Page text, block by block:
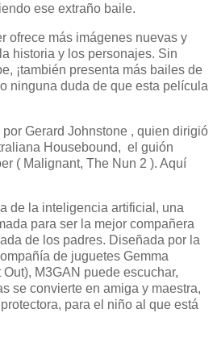
ese extraño baile.
ofrece más imágenes nuevas y
historia y los personajes. Sin
¡también presenta más bailes de
ninguna duda de que esta película
Gerard Johnstone , quien dirigió
Housebound, el guión
( Malignant, The Nun 2 ). Aquí
de la inteligencia artificial, una
para ser la mejor compañera
de los padres. Diseñada por la
de juguetes Gemma
M3GAN puede escuchar,
se convierte en amiga y maestra,
para el niño al que está